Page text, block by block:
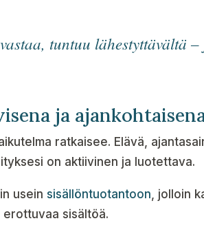
tuntuu lähestyttävältä
ja
ratkaisee. Elävä,
on aktiivinen ja luotettava.
usein sisällöntuotantoon, jolloin
erottuvaa sisältöä.